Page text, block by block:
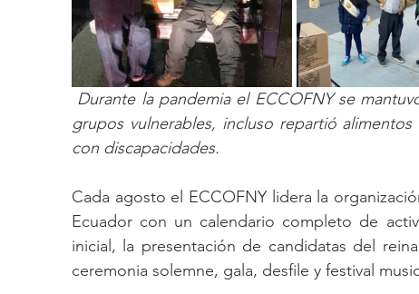
Durante la pandemia el ECCOFNY se
grupos vulnerables, incluso repartió
con discapacidades.
Cada agosto el ECCOFNY lidera la
Ecuador con un calendario completo de
inicial, la presentación de candidatas del
ceremonia solemne, gala, desfile y festival